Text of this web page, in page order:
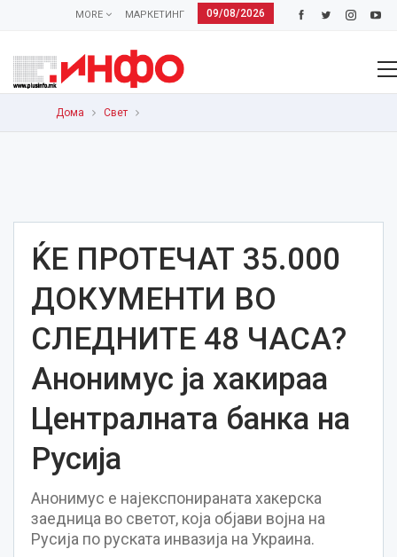
09/08/2026
МАРКЕТИНГ
MORE
Дома Свет
ЌЕ ПРОТЕЧАТ 35.000
ДОКУМЕНТИ ВО
СЛЕДНИТЕ 48 ЧАСА?
Анонимус ја хакираа
Централната банка на
Русија
Анонимус е најекспонираната хакерска
заедница во светот, која објави војна на
Русија по руската инвазија на Украина.